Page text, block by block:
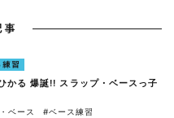
事
練習
かる 爆誕!! スラップ・ベースっ子
ベース
#ベース練習